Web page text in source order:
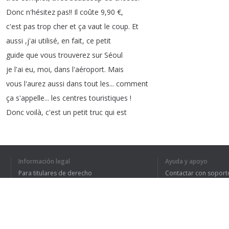
Donc n'hésitez pas!! Il coûte 9,90 €,
c'est pas trop cher et ça vaut le coup. Et
aussi ,j'ai utilisé, en fait, ce petit
guide que vous trouverez sur Séoul
je l'ai eu, moi, dans l'aéroport. Mais
vous l'aurez aussi dans tout les... comment
ça s'appelle... les centres touristiques !
Donc voilà, c'est un petit truc qui est
pour visiter Séoul!! Donc voilà
Información legal
Para titulares de derecho
Ayuda y apoyo
Contactar con